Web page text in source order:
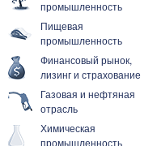
промышленность
Пищевая
промышленность
Финансовый рынок,
лизинг и страхование
Газовая и нефтяная
отрасль
Химическая
промышленность